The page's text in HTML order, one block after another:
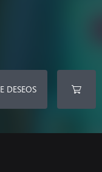
DESEOS